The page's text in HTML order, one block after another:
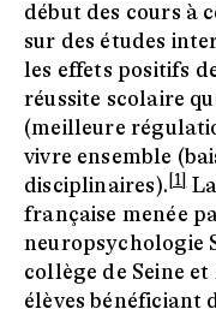
début des cours à
sur des études
les effets positifs
réussite scolaire
(meilleure
vivre ensemble
disciplinaires).[1]
française menée
neuropsychologie
collège de Seine
élèves bénéficiant